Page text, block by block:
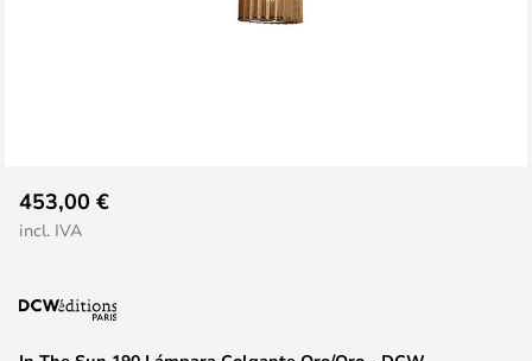
al
comienzo
la
453,00 €
incl. IVA